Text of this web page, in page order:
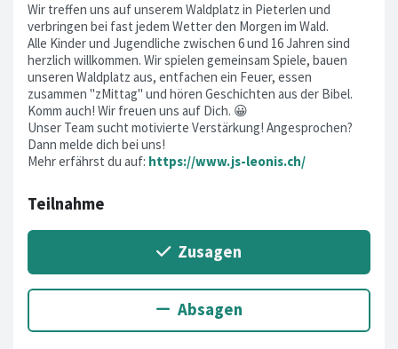
Wir treffen uns auf unserem Waldplatz in Pieterlen und
verbringen bei fast jedem Wetter den Morgen im Wald.
Alle Kinder und Jugendliche zwischen 6 und 16 Jahren sind
herzlich willkommen. Wir spielen gemeinsam Spiele, bauen
unseren Waldplatz aus, entfachen ein Feuer, essen
zusammen "zMittag" und hören Geschichten aus der Bibel.
Komm auch! Wir freuen uns auf Dich. 😀
Unser Team sucht motivierte Verstärkung! Angesprochen?
Dann melde dich bei uns!
Mehr erfährst du auf: https://www.js-leonis.ch/